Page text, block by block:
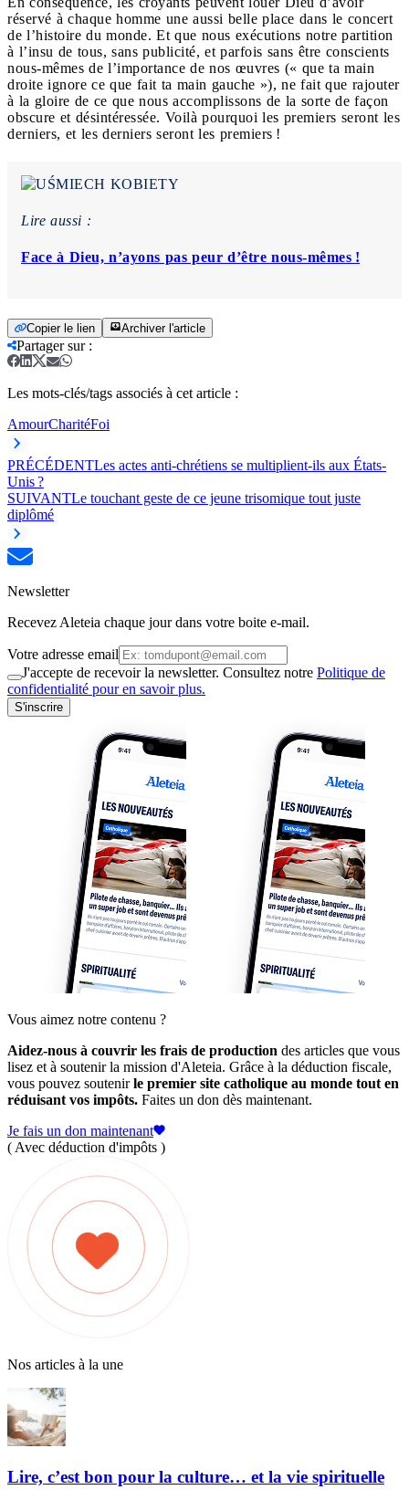
réservé à chaque homme une aussi belle place dans le concert
de l’histoire du monde. Et que nous exécutions notre partition
à l’insu de tous, sans publicité, et parfois sans être conscients
nous-mêmes de l’importance de nos œuvres (« que ta main
droite ignore ce que fait ta main gauche »), ne fait que rajouter
à la gloire de ce que nous accomplissons de la sorte de façon
obscure et désintéressée. Voilà pourquoi les premiers seront les
derniers, et les derniers seront les premiers !
Lire aussi :
Face à Dieu, n’ayons pas peur d’être nous-mêmes !
Copier le lien Archiver l'article
Partager sur:
Les mots-clés/tags associés à cet article :
AmourCharitéFoi
PRÉCÉDENTLes actes anti-chrétiens se multiplient-ils aux États-
Unis ?
SUIVANTLe touchant geste de ce jeune trisomique tout juste
diplômé
Newsletter
Recevez Aleteia chaque jour dans votre boite e-mail.
Votre adresse email
J'accepte de recevoir la newsletter. Consultez notre Politique de
confidentialité pour en savoir plus.
S'inscrire
Vous aimez notre contenu ?
Aidez-nous à couvrir les frais de production des articles que vous
lisez et à soutenir la mission d'Aleteia. Grâce à la déduction fiscale,
vous pouvez soutenirle premier site catholique au monde tout en
réduisant vos impôts. Faites un don dès maintenant.
Je fais un don maintenant
( Avec déduction d'impôts )
Nos articles à la une
Lire, c’est bon pour la culture… et la vie spirituelle